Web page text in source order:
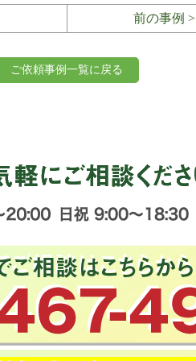
前の事例 >
ご依頼事例一覧に戻る